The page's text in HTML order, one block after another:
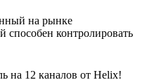
на рынке
способен контролировать